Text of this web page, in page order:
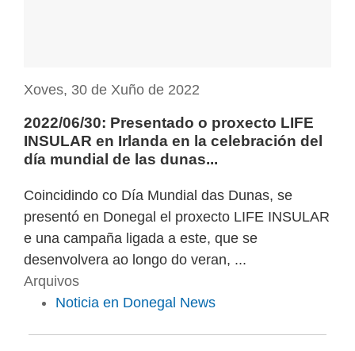
Xoves, 30 de Xuño de 2022
2022/06/30: Presentado o proxecto LIFE
INSULAR en Irlanda en la celebración del
día mundial de las dunas...
Coincidindo co Día Mundial das Dunas, se
presentó en Donegal el proxecto LIFE INSULAR
e una campaña ligada a este, que se
desenvolvera ao longo do veran, ...
Arquivos
Noticia en Donegal News